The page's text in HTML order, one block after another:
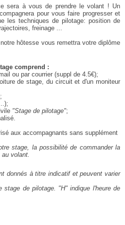
sera à vous de prendre le volant ! Un
pour vous faire progresser et
les techniques de pilotage: position de
freinage ...
hôtesse vous remettra votre diplôme
comprend :
ou par courrier (suppl de 4.5€);
de stage, du circuit et d'un moniteur
"Stage de pilotage";
aux accompagnants sans supplément
stage, la possibilité de commander la
volant.
donnés à titre indicatif et peuvent varier
stage de pilotage. "H" indique l'heure de